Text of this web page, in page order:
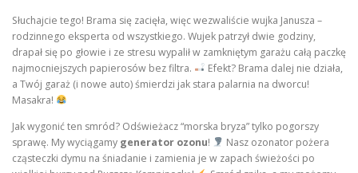
Słuchajcie tego! Brama się zacięła, więc wezwaliście wujka Janusza –
rodzinnego eksperta od wszystkiego. Wujek patrzył dwie godziny,
drapał się po głowie i ze stresu wypalił w zamkniętym garażu całą paczkę
najmocniejszych papierosów bez filtra.
Efekt? Brama dalej nie działa,
a Twój garaż (i nowe auto) śmierdzi jak stara palarnia na dworcu!
Masakra!
Jak wygonić ten smród? Odświeżacz “morska bryza” tylko pogorszy
sprawę. My wyciągamy generator ozonu!
Nasz ozonator pożera
cząsteczki dymu na śniadanie i zamienia je w zapach świeżości po